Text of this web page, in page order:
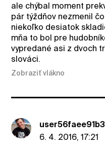
ale chýbal moment
pár týždňov nezmenil
niekoľko desiatok
mňa to bol pre
vypredané asi z dvoch
slováci.
Zobraziť vlákno
6. 4. 2016, 17:21